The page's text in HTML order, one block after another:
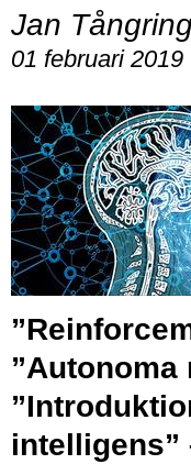
Jan
01 februari 2019
”Autonoma
intelligens”